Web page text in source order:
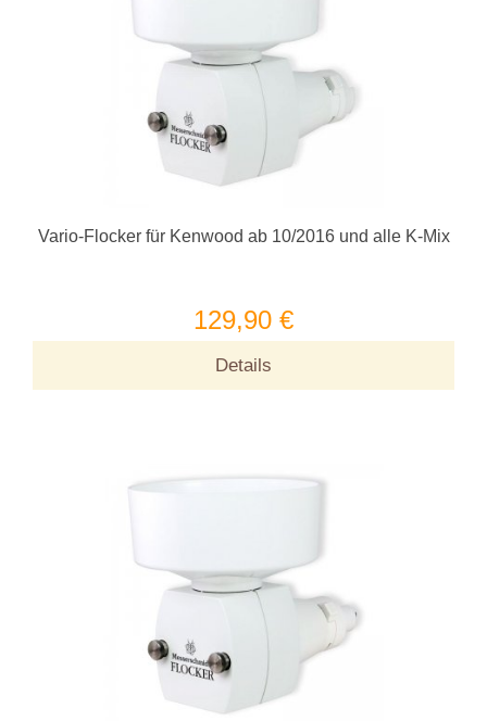
Vario-Flocker für Kenwood ab 10/2016 und alle K-Mix
129,90 €
Details